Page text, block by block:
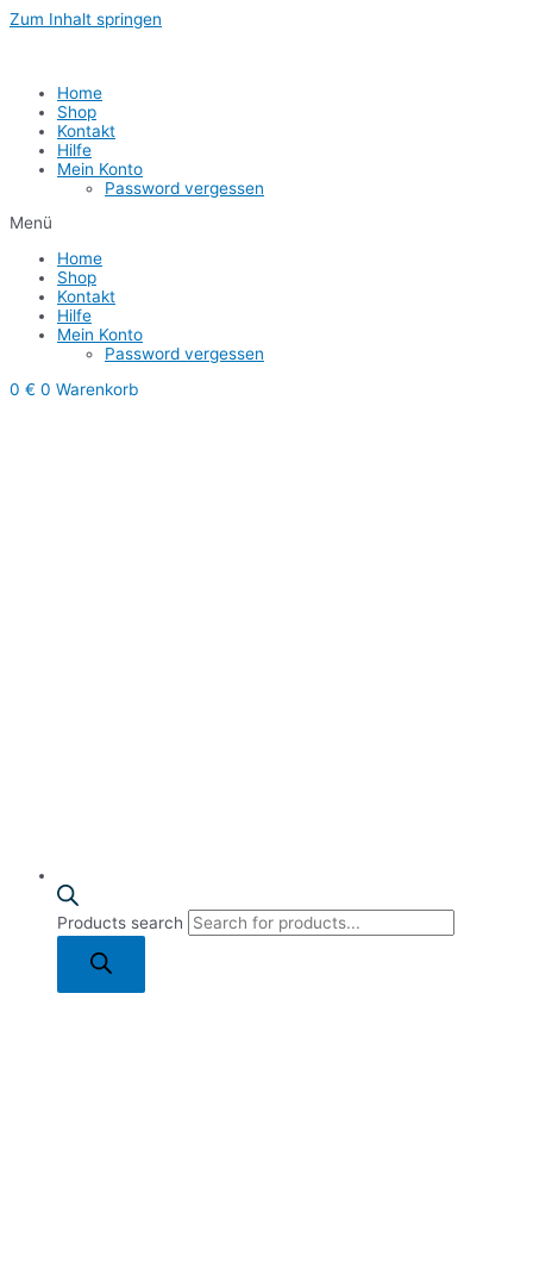
Zum Inhalt springen
Home
Shop
Kontakt
Hilfe
Mein Konto
Password vergessen
Menü
Home
Shop
Kontakt
Hilfe
Mein Konto
Password vergessen
0 € 0 Warenkorb
Products search